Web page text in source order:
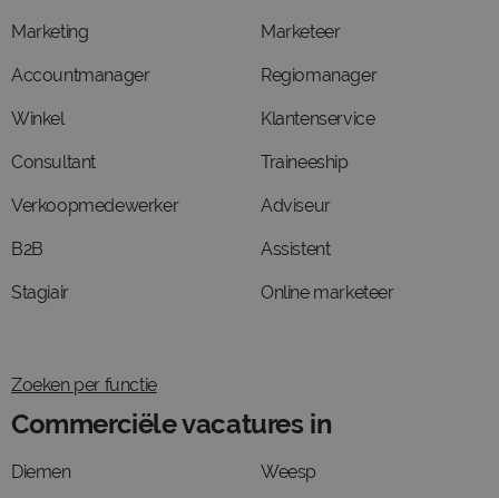
Marketing
Accountmanager
Winkel
Consultant
Verkoopmedewerker
B2B
Stagiair
Marketeer
Regiomanager
Klantenservice
Traineeship
Adviseur
Assistent
Online marketeer
Zoeken per functie
Commerciële vacatures in
Diemen Weesp